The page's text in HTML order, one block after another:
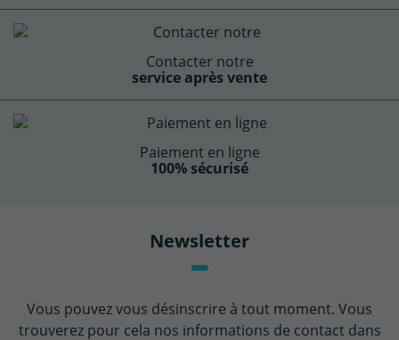
Contacter notre
service après vente
Paiement en ligne
100% sécurisé
Newsletter
Vous pouvez vous désinscrire à tout moment. Vous
trouverez pour cela nos informations de contact dans